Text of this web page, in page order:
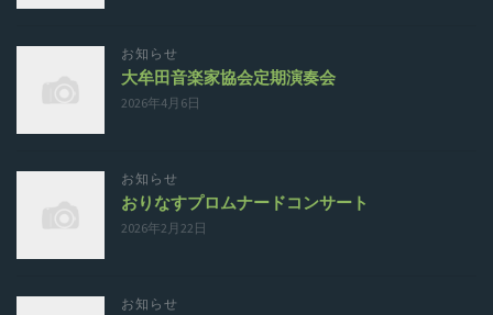
お知らせ
大牟田音楽家協会定期演奏会
2026年4月6日
お知らせ
おりなすプロムナードコンサート
2026年2月22日
お知らせ